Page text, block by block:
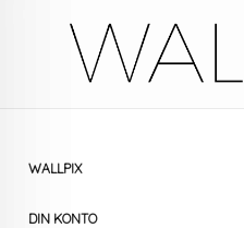
WALLPIX
DIN KONTO